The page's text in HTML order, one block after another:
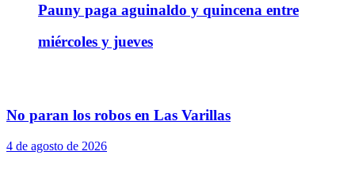
Pauny paga aguinaldo y quincena entre
miércoles y jueves
No paran los robos en Las Varillas
4 de agosto de 2026